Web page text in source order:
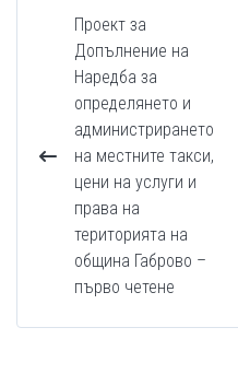
Проект за
Допълнение на
Наредба за
определянето и
администрирането
на местните такси,
цени на услуги и
права на
територията на
община Габрово –
първо четене